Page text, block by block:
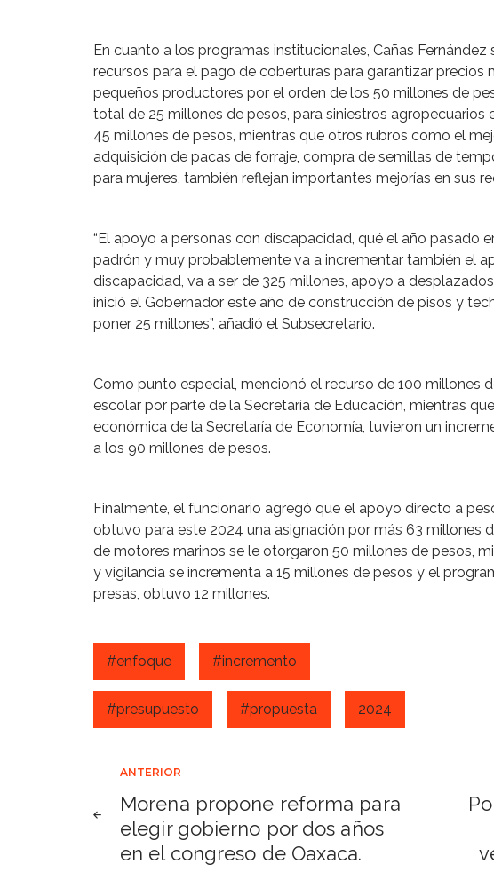
En cuanto a los programas institucionales, Cañas
recursos para el pago de coberturas para garantizar precios
pequeños productores por el orden de los 50 millones de
total de 25 millones de pesos, para siniestros agropecuarios
45 millones de pesos, mientras que otros rubros como el
adquisición de pacas de forraje, compra de semillas de
para mujeres, también reflejan importantes mejorías en sus
“El apoyo a personas con discapacidad, qué el año pasado
padrón y muy probablemente va a incrementar también el
discapacidad, va a ser de 325 millones, apoyo a
inició el Gobernador este año de construcción de pisos y
poner 25 millones”, añadió el Subsecretario.
Como punto especial, mencionó el recurso de 100 millones
escolar por parte de la Secretaría de Educación, mientras
económica de la Secretaría de Economía, tuvieron un
a los 90 millones de pesos.
Finalmente, el funcionario agregó que el apoyo directo a
obtuvo para este 2024 una asignación por más 63 millones
de motores marinos se le otorgaron 50 millones de pesos,
y vigilancia se incrementa a 15 millones de pesos y el
presas, obtuvo 12 millones.
#enfoque #incremento
#presupuesto #propuesta 2024
Navegación
de
ANTERIOR
Morena propone reforma para
elegir gobierno por dos años
en el congreso de Oaxaca.